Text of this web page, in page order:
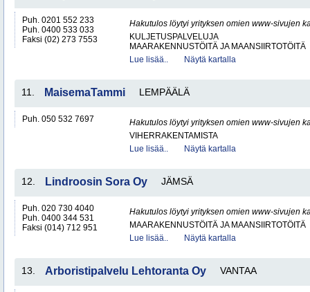
Puh. 0201 552 233
Puh. 0400 533 033
Faksi (02) 273 7553
Hakutulos löytyi yrityksen omien www-sivujen
KULJETUSPALVELUJA
MAARAKENNUSTÖITÄ JA MAANSIIRTOTÖITÄ
Lue lisää..
Näytä kartalla
11. MaisemaTammi LEMPÄÄLÄ
Puh. 050 532 7697
Hakutulos löytyi yrityksen omien www-sivujen
VIHERRAKENTAMISTA
Lue lisää..
Näytä kartalla
12. Lindroosin Sora Oy JÄMSÄ
Puh. 020 730 4040
Puh. 0400 344 531
Faksi (014) 712 951
Hakutulos löytyi yrityksen omien www-sivujen
MAARAKENNUSTÖITÄ JA MAANSIIRTOTÖITÄ
Lue lisää..
Näytä kartalla
13. Arboristipalvelu Lehtoranta Oy VANTAA